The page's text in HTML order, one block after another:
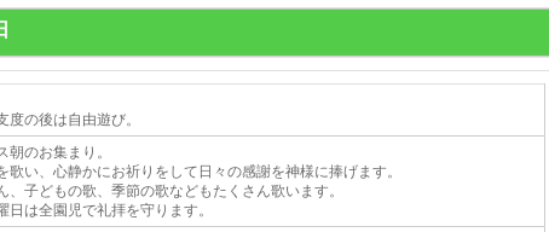
度の後は自由遊び。
朝のお集まり。
歌い、心静かにお祈りをして日々の感謝を神様に捧げます。
、子どもの歌、季節の歌などもたくさん歌います。
日は全園児で礼拝を守ります。